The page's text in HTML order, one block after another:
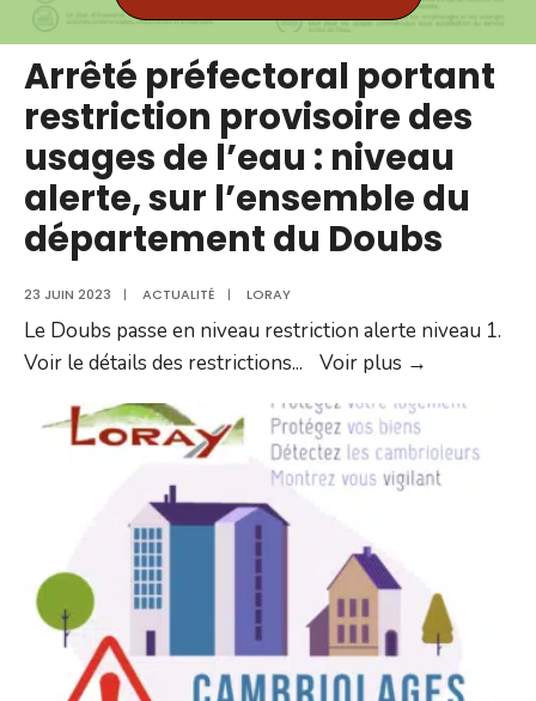
Arrêté préfectoral portant
restriction provisoire des
usages de l’eau : niveau
alerte, sur l’ensemble du
département du Doubs
23 JUIN 2023 | ACTUALITÉ | LORAY
Le Doubs passe en niveau restriction alerte niveau 1.
Voir le détails des restrictions... Voir plus →
restriction
provisoire
de
l’eau
:
niveau